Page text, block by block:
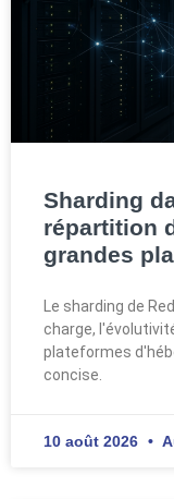
Sharding
répartition
grandes
Le sharding de
charge,
plateformes
concise.
10 août 2026